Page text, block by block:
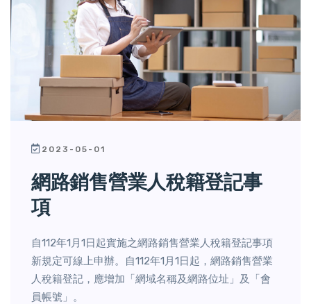
2023-05-01
網路銷售營業人稅籍登記事
項
自112年1月1日起實施之網路銷售營業人稅籍登記事項
新規定可線上申辦。自112年1月1日起，網路銷售營業
人稅籍登記，應增加「網域名稱及網路位址」及「會
員帳號」。